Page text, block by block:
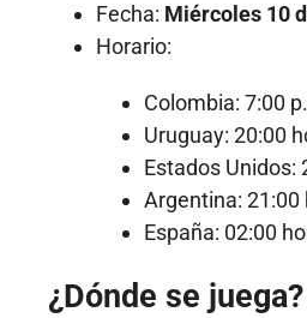
Fecha: Miércoles 10
Horario:
Colombia: 7:00
Uruguay: 20:00
Estados Unidos:
Argentina: 21:00
España: 02:00
¿Dónde se juega?